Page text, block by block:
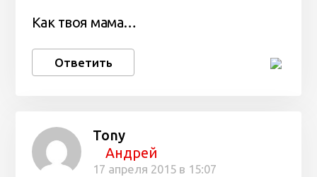
Как твоя мама…
Ответить
Tony
Андрей
17 апреля 2015 в 15:07